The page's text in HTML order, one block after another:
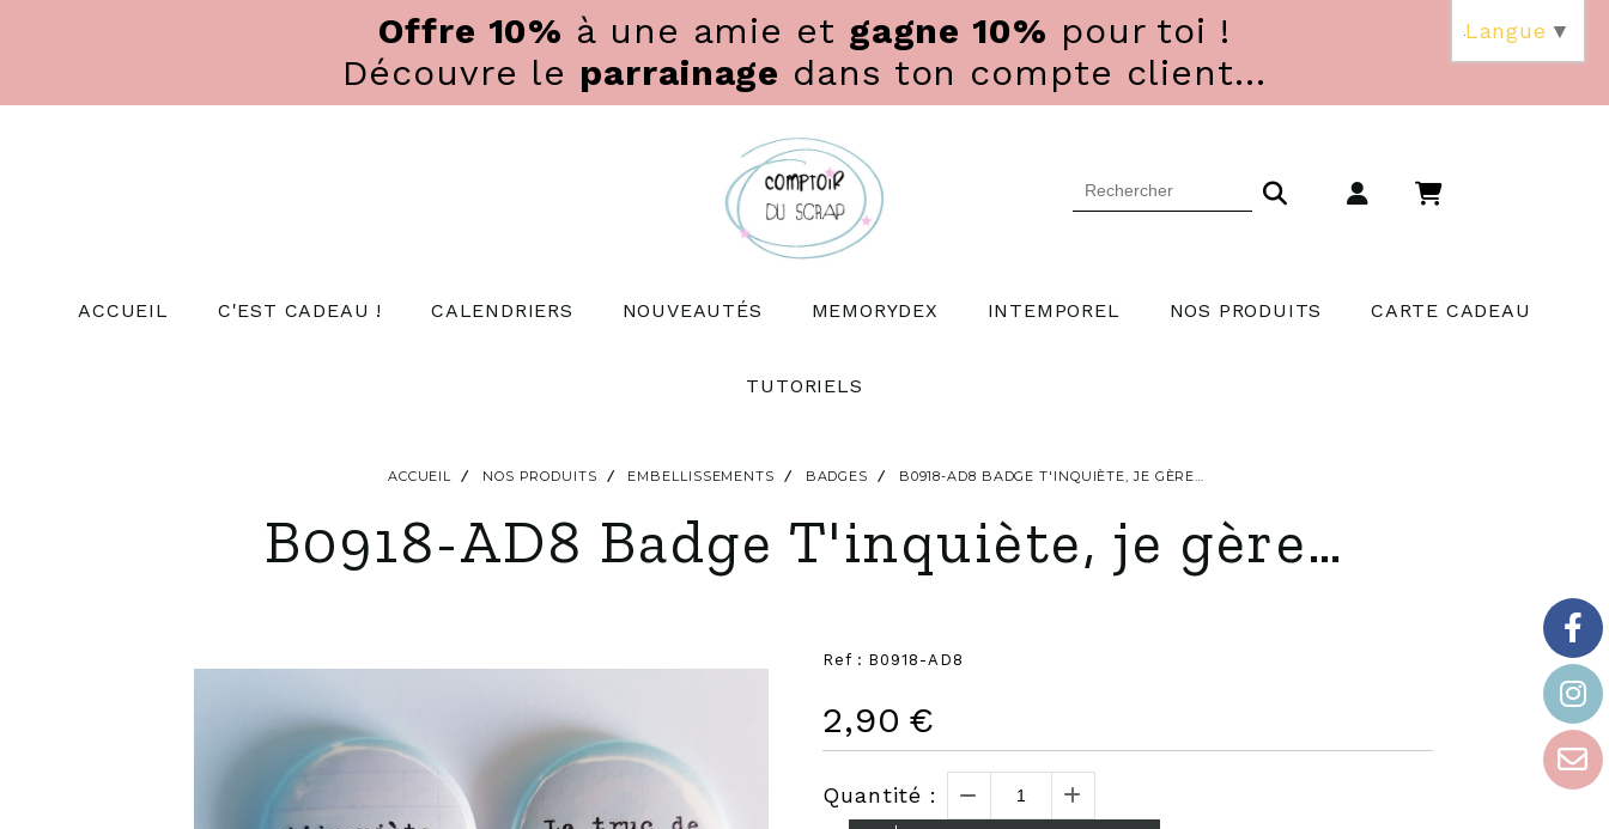
Offre 10% à une amie et gagne 10% pour toi !
Découvre le parrainage dans ton compte client...
ACCUEIL C'EST CADEAU ! CALENDRIERS NOUVEAUTÉS MEMORYDEX INTEMPOREL NOS PRODUITS CARTE CADEAU
TUTORIELS
ACCUEIL NOS PRODUITS EMBELLISSEMENTS BADGES B0918-AD8 BADGE T'INQUIÈTE, JE GÈRE…
B0918-AD8 Badge T'inquiète, je gère…
Ref : B0918-AD8
2,90 €
Quantité :
Langue ▼